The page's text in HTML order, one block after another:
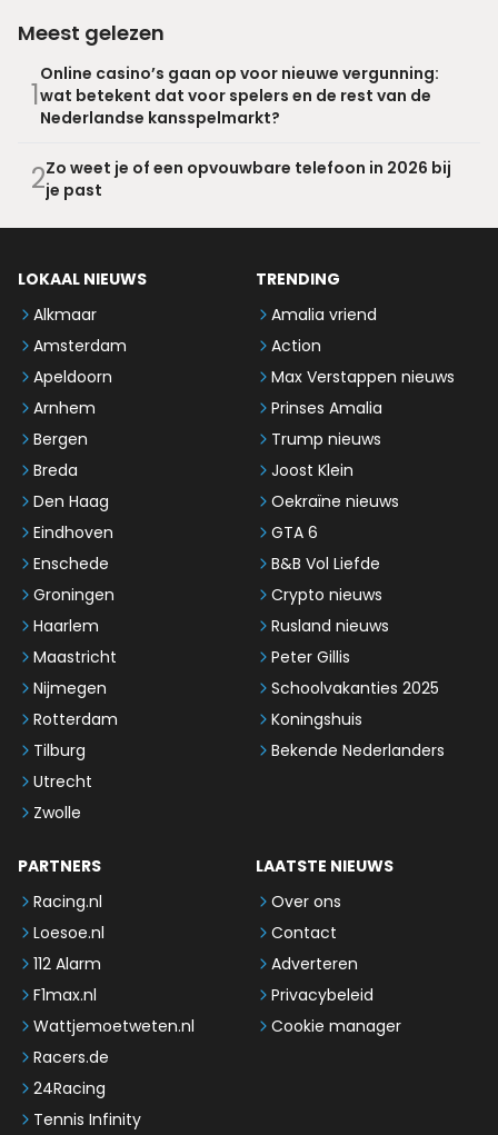
Meest gelezen
1
Online casino’s gaan op voor nieuwe vergunning:
wat betekent dat voor spelers en de rest van de
Nederlandse kansspelmarkt?
2Zo weet je of een opvouwbare telefoon in 2026 bij
je past
LOKAAL NIEUWS
Alkmaar
Amsterdam
Apeldoorn
Arnhem
Bergen
Breda
Den Haag
Eindhoven
Enschede
Groningen
Haarlem
Maastricht
Nijmegen
Rotterdam
Tilburg
Utrecht
Zwolle
TRENDING
Amalia vriend
Action
Max Verstappen nieuws
Prinses Amalia
Trump nieuws
Joost Klein
Oekraïne nieuws
GTA 6
B&B Vol Liefde
Crypto nieuws
Rusland nieuws
Peter Gillis
Schoolvakanties 2025
Koningshuis
Bekende Nederlanders
PARTNERS
Racing.nl
Loesoe.nl
112 Alarm
F1max.nl
Wattjemoetweten.nl
Racers.de
24Racing
Tennis Infinity
LAATSTE NIEUWS
Over ons
Contact
Adverteren
Privacybeleid
Cookie manager